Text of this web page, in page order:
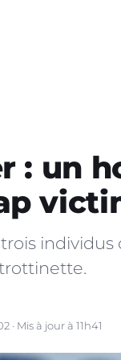
: un
· Mis à jour à 11h41